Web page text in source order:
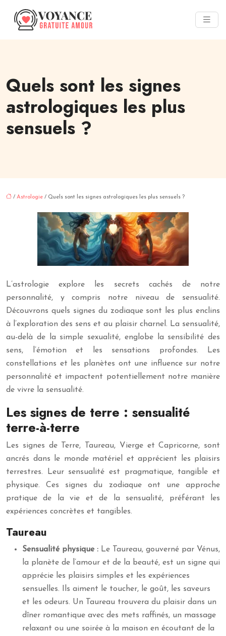
Quels sont les signes
astrologiques les plus
sensuels ?
/ Astrologie / Quels sont les signes astrologiques les plus sensuels ?
L’astrologie explore les secrets cachés de notre
personnalité, y compris notre niveau de sensualité.
Découvrons quels signes du zodiaque sont les plus enclins
à l’exploration des sens et au plaisir charnel. La sensualité,
au-delà de la simple sexualité, englobe la sensibilité des
sens, l’émotion et les sensations profondes. Les
constellations et les planètes ont une influence sur notre
personnalité et impactent potentiellement notre manière
de vivre la sensualité.
Les signes de terre : sensualité
terre-à-terre
Les signes de Terre, Taureau, Vierge et Capricorne, sont
ancrés dans le monde matériel et apprécient les plaisirs
terrestres. Leur sensualité est pragmatique, tangible et
physique. Ces signes du zodiaque ont une approche
pratique de la vie et de la sensualité, préférant les
expériences concrètes et tangibles.
Taureau
Sensualité physique : Le Taureau, gouverné par Vénus,
la planète de l’amour et de la beauté, est un signe qui
apprécie les plaisirs simples et les expériences
sensuelles. Ils aiment le toucher, le goût, les saveurs
et les odeurs. Un Taureau trouvera du plaisir dans un
dîner romantique avec des mets raffinés, un massage
relaxant ou une soirée à la maison en écoutant de la